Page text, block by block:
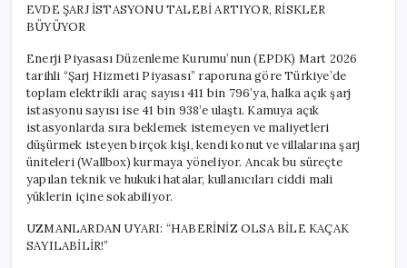
EVDE ŞARJ İSTASYONU TALEBİ ARTIYOR, RİSKLER
BÜYÜYOR
Enerji Piyasası Düzenleme Kurumu’nun (EPDK) Mart 2026
tarihli “Şarj Hizmeti Piyasası” raporuna göre Türkiye’de
toplam elektrikli araç sayısı 411 bin 796’ya, halka açık şarj
istasyonu sayısı ise 41 bin 938’e ulaştı. Kamuya açık
istasyonlarda sıra beklemek istemeyen ve maliyetleri
düşürmek isteyen birçok kişi, kendi konut ve villalarına şarj
üniteleri (Wallbox) kurmaya yöneliyor. Ancak bu süreçte
yapılan teknik ve hukuki hatalar, kullanıcıları ciddi mali
yüklerin içine sokabiliyor.
UZMANLARDAN UYARI: “HABERİNİZ OLSA BİLE KAÇAK
SAYILABİLİR!”